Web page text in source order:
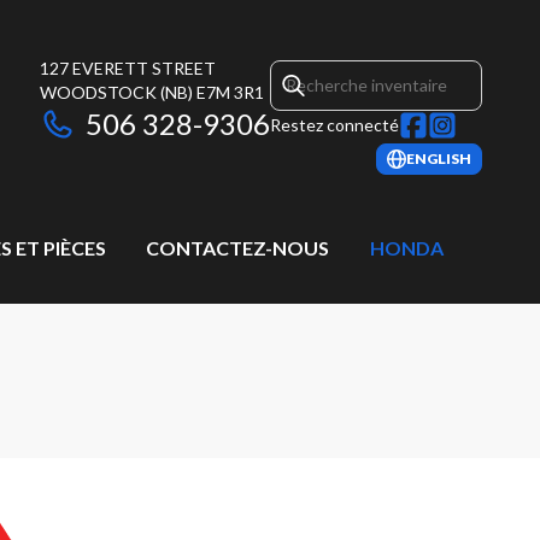
127 EVERETT STREET
WOODSTOCK(NB) E7M 3R1
506 328-9306Restez connecté
ENGLISH
ET PIÈCES CONTACTEZ-NOUS HONDA